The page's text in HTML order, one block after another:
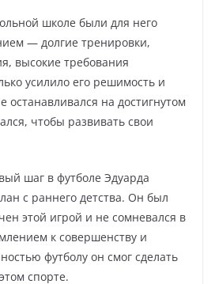
школе были для него
— долгие тренировки,
высокие требования
усилило его решимость и
останавливался на достигнутом
чтобы развивать свои
шаг в футболе Эдуарда
с раннего детства. Он был
этой игрой и не сомневался в
к совершенству и
футболу он смог сделать
спорте.